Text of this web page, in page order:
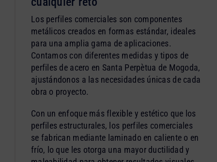
Los perfiles comerciales son componentes
metálicos creados en formas estándar, ideales
para una amplia gama de aplicaciones.
Contamos con diferentes medidas y tipos de
perfiles de acero en Santa Perpètua de Mogoda,
ajustándonos a las necesidades únicas de cada
obra o proyecto.
Con un enfoque más flexible y estético que los
perfiles estructurales, los perfiles comerciales
se fabrican mediante laminado en caliente o en
frío, lo que les otorga una mayor ductilidad y